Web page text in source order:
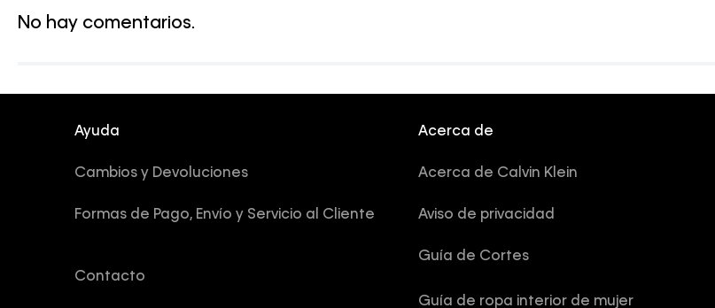
No hay comentarios.
Ayuda
Cambios y Devoluciones
Formas de Pago, Envío y Servicio al Cliente
Contacto
Acerca de
Acerca de Calvin Klein
Aviso de privacidad
Guía de Cortes
Guía de ropa interior de mujer